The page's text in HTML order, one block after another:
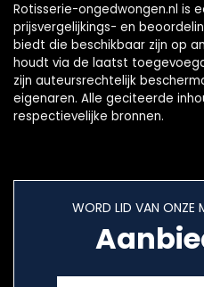
Rotisserie-ongedwongen.nl is
prijsvergelijkings- en
biedt die beschikbaar zijn op
houdt via de laatst
zijn auteursrechtelijk
eigenaren. Alle geciteerde
respectievelijke bronnen.
WORD LID VAN ONZE